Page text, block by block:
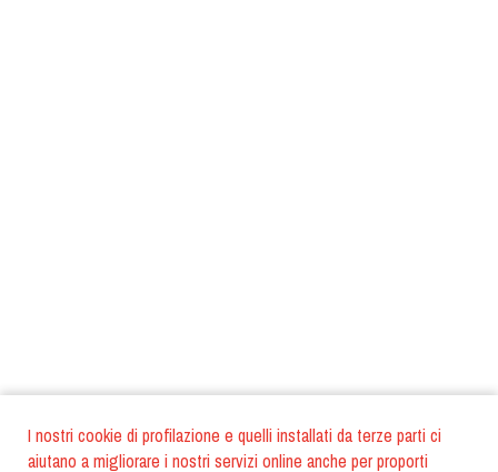
I nostri cookie di profilazione e quelli installati da terze parti ci
aiutano a migliorare i nostri servizi online anche per proporti